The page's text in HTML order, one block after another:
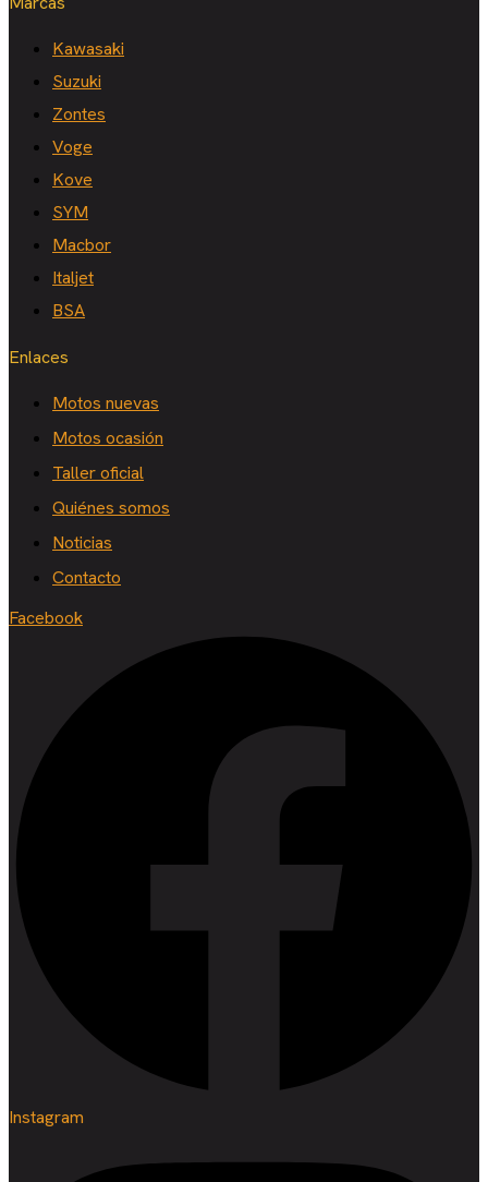
Kawasaki
Suzuki
Zontes
Voge
Kove
SYM
Macbor
Italjet
BSA
Enlaces
Motos nuevas
Motos ocasión
Taller oficial
Quiénes somos
Noticias
Contacto
Facebook
Instagram